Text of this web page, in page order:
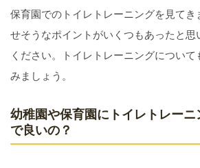
保育園でのトイレトレーニングを見て
せそうなポイントがいくつもあったと思
ください。トイレトレーニングについ
みましょう。
幼稚園や保育園にトイレトレーニ
で良いの？